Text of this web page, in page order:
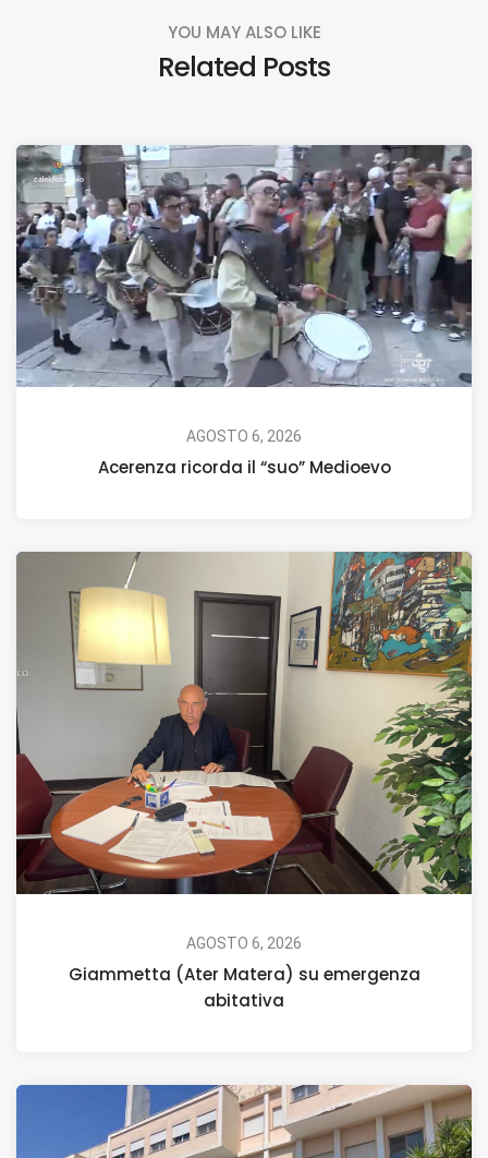
YOU MAY ALSO LIKE
Related Posts
AGOSTO 6, 2026
Acerenza ricorda il “suo” Medioevo
AGOSTO 6, 2026
Giammetta (Ater Matera) su emergenza
abitativa